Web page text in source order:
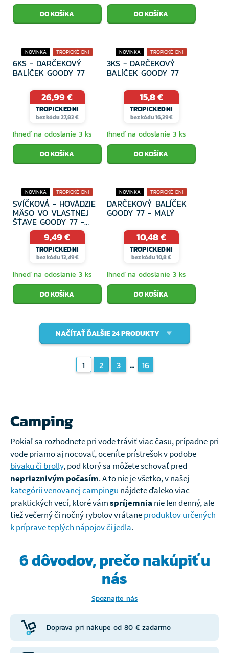
NOVINKA TROPICKÉ DNI
6KS - DARČEKOVÝ
BALÍČEK GOODY 77
26,99 €
TROPICKEDNI
bez kódu 27,82 €
Ihneď na odoslanie 3 ks
NOVINKA TROPICKÉ DNI
3KS - DARČEKOVÝ
BALÍČEK GOODY 77
15,8 €
TROPICKEDNI
bez kódu 16,29 €
Ihneď na odoslanie 3 ks
NOVINKA TROPICKÉ DNI
SVÍČKOVÁ - HOVÄDZIE
MÄSO VO VLASTNEJ
ŠŤAVE GOODY 77 -
170GR 9,49 €
TROPICKEDNI
bez kódu 12,49 €
Ihneď na odoslanie 3 ks
NOVINKA TROPICKÉ DNI
DARČEKOVÝ BALÍČEK
GOODY 77 - MALÝ
10,48 €
TROPICKEDNI
bez kódu 10,8 €
Ihneď na odoslanie 3 ks
NAČÍTAŤ ĎALŠIE 24 PRODUKTY
1 2 3 ... 16
Camping
Pokiaľ sa rozhodnete pri vode tráviť viac času, prípadne pri
vode priamo aj nocovať, oceníte prístrešok v podobe
bivaku či brolly, pod ktorý sa môžete schovať pred
nepriaznivým počasím. A to nie je všetko, v našej
kategórii venovanej campingu nájdete ďaleko viac
praktických vecí, ktoré vámspríjemnia nie len denný, ale
tiež večerný či nočný rybolov vrátaneproduktov určených
k príprave teplých nápojov či jedla.
6 dôvodov, prečonakúpiť u
nás
Spoznajte nás
Doprava pri nákupe od 80 € zadarmo